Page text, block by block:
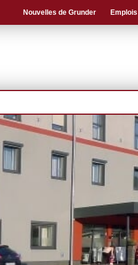
Nouvelles de Grunder Emplois